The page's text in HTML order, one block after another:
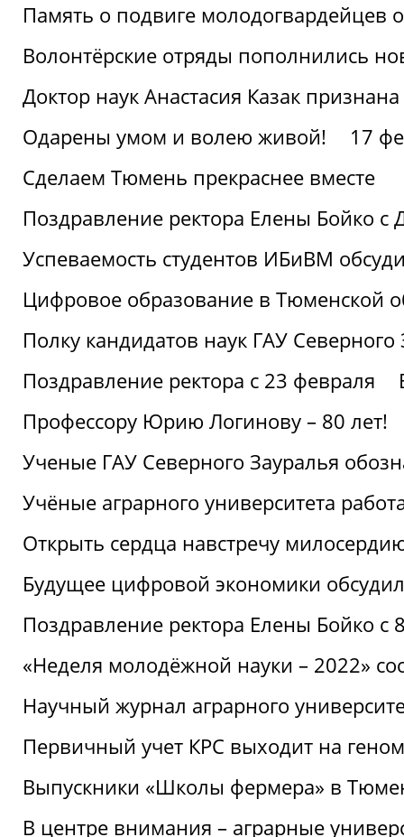
Память о подвиге молодогвардейцев
Волонтёрские отряды пополнились
Доктор наук Анастасия Казак
Одарены умом и волею живой!
17
Сделаем Тюмень прекраснее вместе
Поздравление ректора Елены Бойко с
Успеваемость студентов ИБиВМ
Цифровое образование в Тюменской
Полку кандидатов наук ГАУ
Поздравление ректора с 23 февраля
Профессору Юрию Логинову – 80 лет!
Ученые ГАУ Северного Зауралья
Учёные аграрного университета
Открыть сердца навстречу
Будущее цифровой экономики
Поздравление ректора Елены Бойко с
«Неделя молодёжной науки – 2022»
Научный журнал аграрного
Первичный учет КРС выходит на
Выпускники «Школы фермера» в
В центре внимания – аграрные